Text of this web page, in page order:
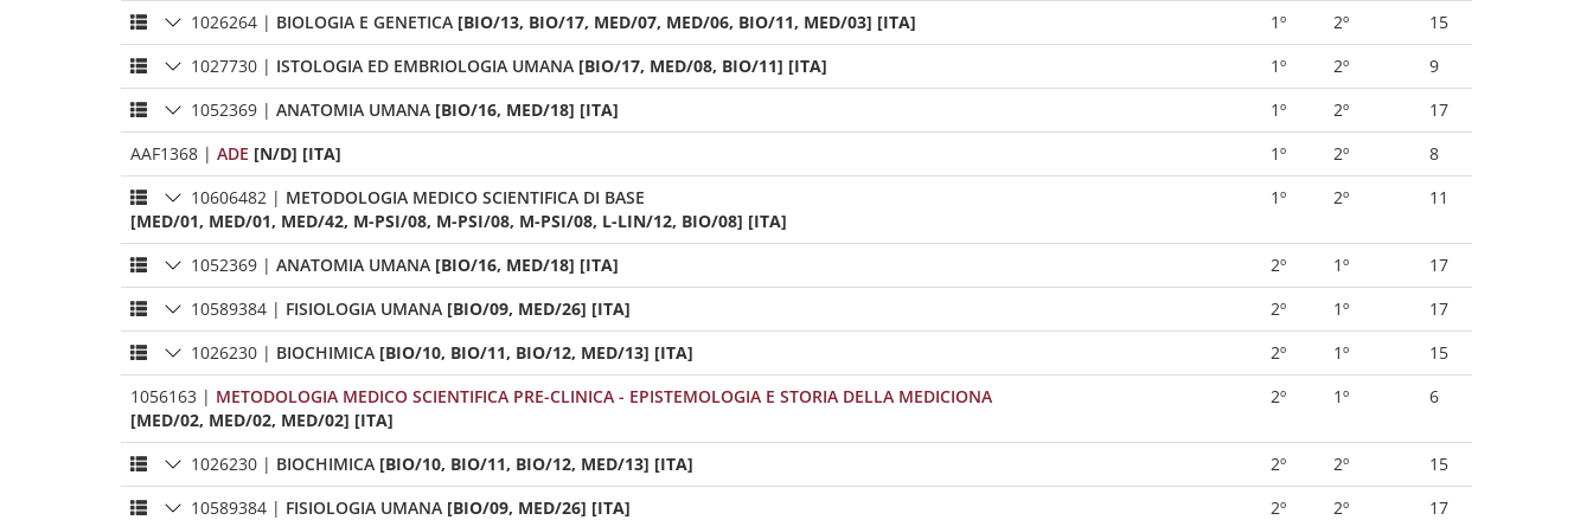
1026264 | BIOLOGIA E GENETICA [BIO/13, BIO/17, MED/07, MED/06, BIO/11, MED/03] [ITA] 1º 2º
15
1027730 | ISTOLOGIA ED EMBRIOLOGIA UMANA [BIO/17, MED/08, BIO/11] [ITA] 1º 2º
9
1052369 | ANATOMIA UMANA [BIO/16, MED/18] [ITA] 1º 2º
17
AAF1368 | ADE [N/D] [ITA] 1º 2º
8
10606482 | METODOLOGIA MEDICO SCIENTIFICA DI BASE
[MED/01, MED/01, MED/42, M-PSI/08, M-PSI/08, M-PSI/08, L-LIN/12, BIO/08] [ITA]
1º 2º 11
1052369 | ANATOMIA UMANA [BIO/16, MED/18] [ITA] 2º 1º
17
10589384 | FISIOLOGIA UMANA [BIO/09, MED/26] [ITA] 2º 1º
17
1026230 | BIOCHIMICA [BIO/10, BIO/11, BIO/12, MED/13] [ITA] 2º 1º
15
1056163 | METODOLOGIA MEDICO SCIENTIFICA PRE-CLINICA - EPISTEMOLOGIA E STORIA DELLA MEDICIONA
[MED/02, MED/02, MED/02] [ITA]
2º 1º 6
1026230 | BIOCHIMICA [BIO/10, BIO/11, BIO/12, MED/13] [ITA] 2º 2º
15
10589384 | FISIOLOGIA UMANA [BIO/09, MED/26] [ITA] 2º 2º
17